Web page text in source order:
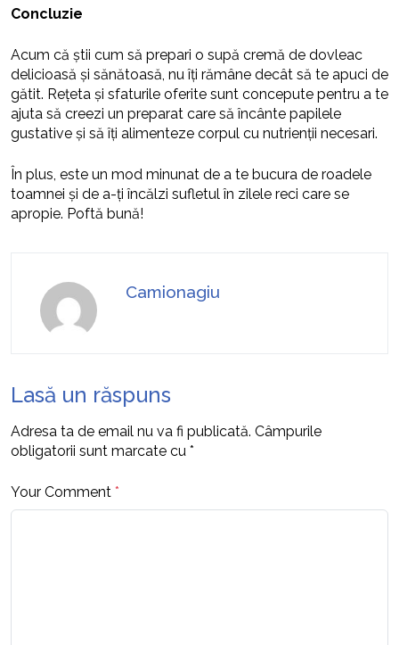
Concluzie
Acum că știi cum să prepari o supă cremă de dovleac
delicioasă și sănătoasă, nu îți rămâne decât să te apuci de
gătit. Rețeta și sfaturile oferite sunt concepute pentru a te
ajuta să creezi un preparat care să încânte papilele
gustative și să îți alimenteze corpul cu nutrienții necesari.
În plus, este un mod minunat de a te bucura de roadele
toamnei și de a-ți încălzi sufletul în zilele reci care se
apropie. Poftă bună!
Camionagiu
Lasă un răspuns
Adresa ta de email nu va fi publicată. Câmpurile
obligatorii sunt marcate cu *
Your Comment *